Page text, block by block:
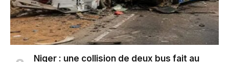
Niger : une collision de deux bus fait au